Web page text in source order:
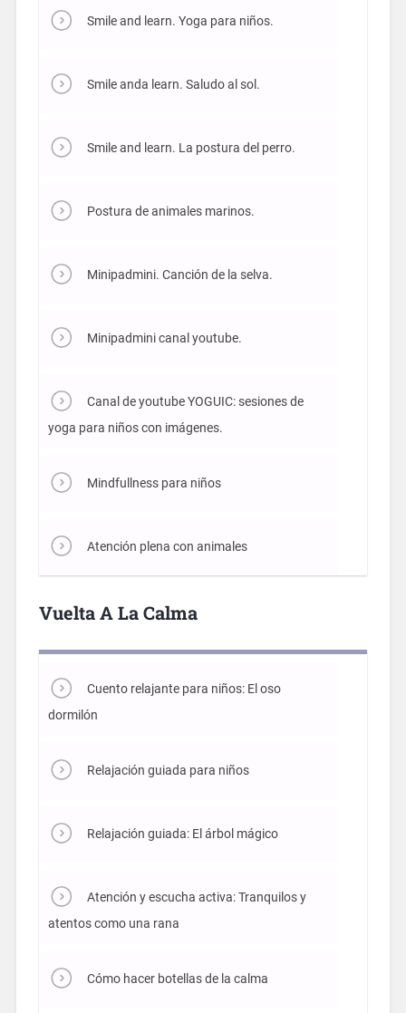
Smile and learn. Yoga para niños.
Smile anda learn. Saludo al sol.
Smile and learn. La postura del perro.
Postura de animales marinos.
Minipadmini. Canción de la selva.
Minipadmini canal youtube.
Canal de youtube YOGUIC: sesiones de
yoga para niños con imágenes.
Mindfullness para niños
Atención plena con animales
Vuelta A La Calma
Cuento relajante para niños: El oso
dormilón
Relajación guiada para niños
Relajación guiada: El árbol mágico
Atención y escucha activa: Tranquilos y
atentos como una rana
Cómo hacer botellas de la calma